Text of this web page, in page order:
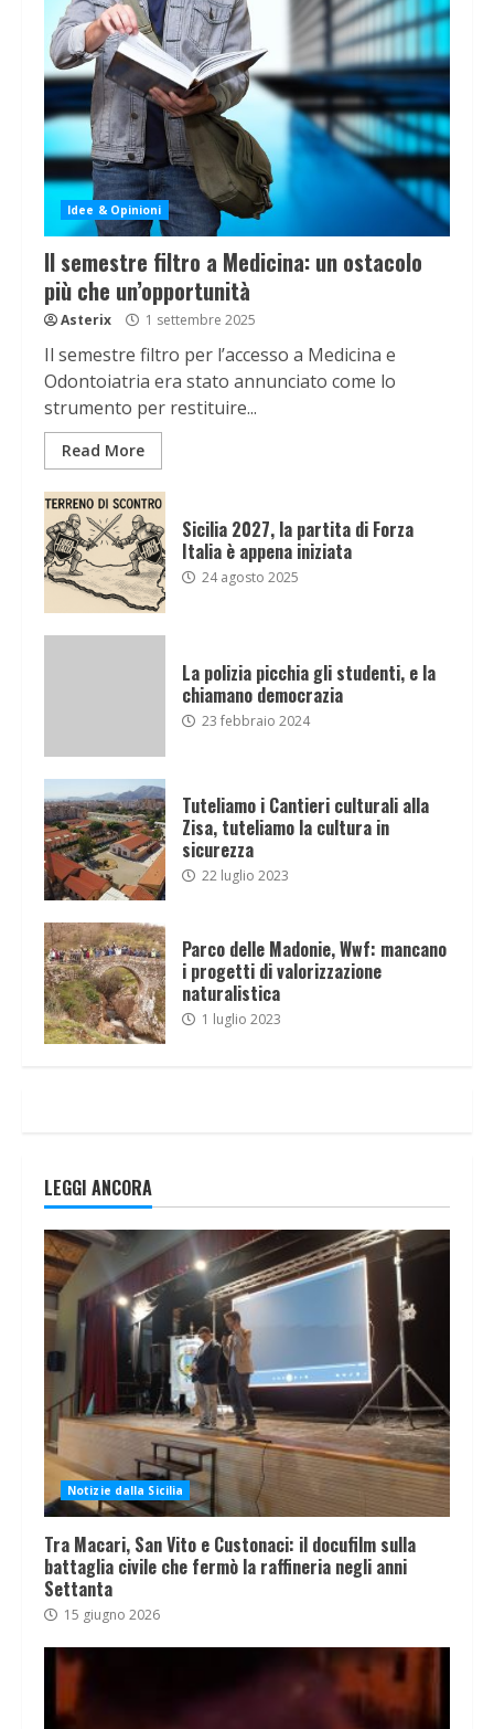
Idee & Opinioni
Il semestre filtro a Medicina: un ostacolo
più che un’opportunità
Asterix 1 settembre 2025
Il semestre filtro per l’accesso a Medicina e
Odontoiatria era stato annunciato come lo
strumento per restituire...
Read More
Sicilia 2027, la partita di Forza
Italia è appena iniziata
24 agosto 2025
La polizia picchia gli studenti, e la
chiamano democrazia
23 febbraio 2024
Tuteliamo i Cantieri culturali alla
Zisa, tuteliamo la cultura in
sicurezza
22 luglio 2023
Parco delle Madonie, Wwf: mancano
i progetti di valorizzazione
naturalistica
1 luglio 2023
LEGGI ANCORA
Notizie dalla Sicilia
Tra Macari, San Vito e Custonaci: il docufilm sulla
battaglia civile che fermò la raffineria negli anni
Settanta
15 giugno 2026